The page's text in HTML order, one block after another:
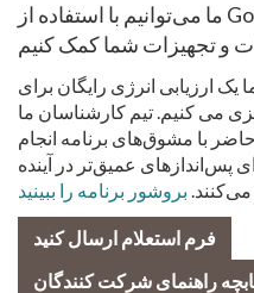
ما می‌توانیم با استفاده از Go Electric و مشوق‌های
ارزیابی انرژی رایگان برای
می کنیم. تیم کارشناسان ما
حاضر با مشوق‌های برنامه انجام
پس‌اندازهای عمیق‌تر در آینده
می‌کنند. بروشور برنامه را ببینید
فرم استعلام ارسال کنید
راهنمای شرکت کنندگان